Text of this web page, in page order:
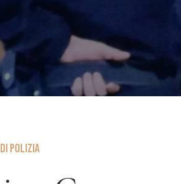
POLIZIA